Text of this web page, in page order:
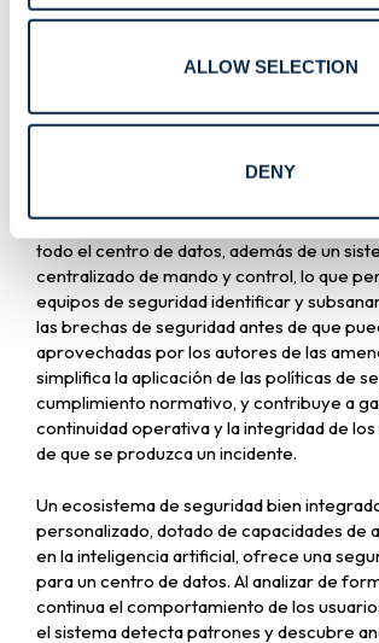
ALLOW SELECTION
DENY
defensas se adaptan al panorama de
frente a todo tipo de amenazas.
Además, las medidas se integran a la
una protección contra amenazas más
integrado ofrece una visión unificada de la
todo el centro de datos, además de un
centralizado de mando y control, lo que
equipos de seguridad identificar y
las brechas de seguridad antes de que
aprovechadas por los autores de las
simplifica la aplicación de las políticas de
cumplimiento normativo, y contribuye a
continuidad operativa y la integridad de
de que se produzca un incidente.
Un ecosistema de seguridad bien
personalizado, dotado de capacidades de
en la inteligencia artificial, ofrece una
para un centro de datos. Al analizar de
continua el comportamiento de los
el sistema detecta patrones y descubre